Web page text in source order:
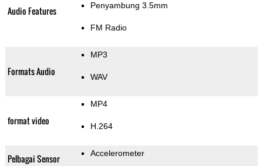
Audio Features Penyambung 3.5mm
FM Radio
Formats Audio
MP3
WAV
format video
MP4
H.264
Pelbagai Sensor Accelerometer